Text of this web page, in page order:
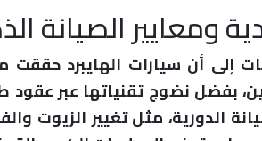
ومعايير الصيانة
إلى أن سيارات الهايبرد
بفضل نضوج تقنياتها عبر
الدورية، مثل تغيير الزيوت